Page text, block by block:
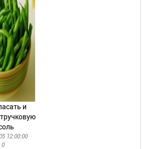
и
12:00:00
0